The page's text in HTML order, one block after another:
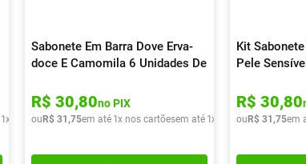
1x de R$ 13,40
Sabonete Em Barra Dove Erva-
doce E Camomila 6 Unidades De
R$ 30,80no PIX
ou R$ 31 ,75em até 1x nos cartõesem até 1x de R$ 31,75
Kit Sabonete
Pele
R$ 30,80
ou R$ 31 ,75em